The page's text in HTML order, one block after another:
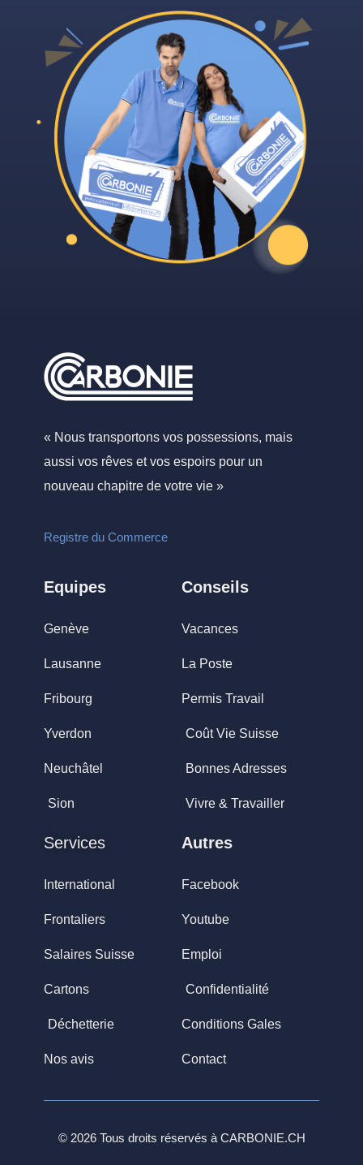
« Nous transportons vos possessions, mais
aussi vos rêves et vos espoirs pour un
nouveau chapitre de votre vie »
Registre du Commerce
Equipes
Genève
Lausanne
Fribourg
Yverdon
Neuchâtel
Sion
Conseils
Vacances
La Poste
Permis Travail
Coût Vie Suisse
Bonnes Adresses
Vivre & Travailler
Services
International
Frontaliers
Salaires Suisse
Cartons
Déchetterie
Nos avis
Autres
Facebook
Youtube
Emploi
Confidentialité
Conditions Gales
Contact
© 2026 Tous droits réservés à CARBONIE.CH